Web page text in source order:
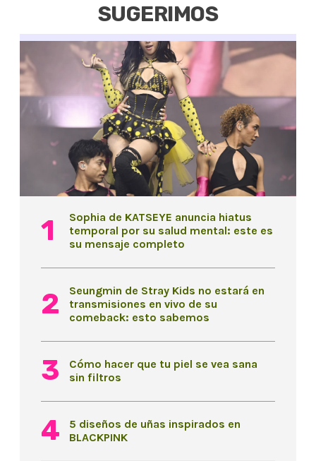
SUGERIMOS
Sophia de KATSEYE anuncia hiatus
temporal por su salud mental: este es
su mensaje completo
Seungmin de Stray Kids no estará en
transmisiones en vivo de su
comeback: esto sabemos
Cómo hacer que tu piel se vea sana
sin filtros
5 diseños de uñas inspirados en
BLACKPINK